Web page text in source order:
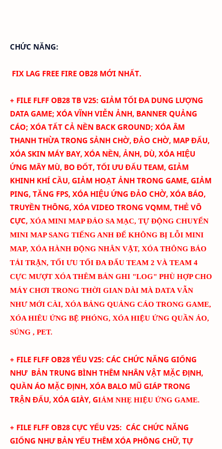
CHỨC NĂNG:
FIX LAG FREE FIRE OB28 MỚI NHẤT.
+ FILE FLFF OB28 TB V25: GIẢM TỐI ĐA DUNG LƯỢNG
DATA GAME; XÓAVĨNH VIỄN ẢNH, BANNER QUẢNG
CÁO; XÓA TẤT CẢ NỀN BACK GROUND; XÓA ÂM
THANH THỪA TRONG SẢNH CHỜ, ĐẢO CHỜ, MAP ĐẤU,
XÓA SKIN MÁY BAY, XÓA NỀN, ẢNH, DÙ, XÓA HIỆU
ỨNG MÂY MÙ, BO ĐỐT, TỐI ƯU ĐẤU TEAM, GIẢM
KHINH KHÍ CẦU, GIẢM HOẠT ẢNH TRONG GAME, GIẢM
PING, TĂNG FPS, XÓA HIỆU ỨNG ĐẢO CHỜ, XÓA BÁO,
TRUYỀN THÔNG, XÓA VIDEO TRONG VQMM, THẺ VÔ
CỰC, XÓA MINI MAP ĐẢO SA MẠC, TỰ ĐỘNG CHUYỂN
MINI MAP SANG TIẾNG ANH ĐỂ KHÔNG BỊ LỖI MINI
MAP, XÓA HÀNH ĐỘNG NHÂN VẬT, XÓA THÔNG BÁO
TẢI TRẬN, TỐI ƯU TỐI ĐA ĐẤU TEAM 2 VÀ TEAM 4
CỰC MƯỢT XÓA THÊM BẢN GHI "LOG" PHÙ HỢP CHO
MÁY CHƠI TRONG THỜI GIAN DÀI MÀ DATA VẪN
NHƯ MỚI CÀI, XÓA BẢNG QUẢNG CÁO TRONG GAME,
XÓA HIÊU ỨNG BỆ PHÓNG, XÓA HIỆU ỨNG QUẦN ÁO,
SÚNG , PET.
+ FILE FLFF OB28 YẾU V25: CÁC CHỨC NĂNG GIỐNG
NHƯ BẢN TRUNG BÌNH THÊM NHÂN VẬT MẶC ĐỊNH,
QUẦN ÁO MẶC ĐỊNH, XÓA BALO MŨ GIÁP TRONG
TRẬN ĐẤU, XÓA GIÀY, GIẢM NHẸ HIỆU ỨNG GAME.
+ FILE FLFF OB28 CỰC YẾU V25: CÁC CHỨC NĂNG
GIỐNG NHƯ BẢN YẾU THÊM XÓA PHÔNG CHỮ, TỰ